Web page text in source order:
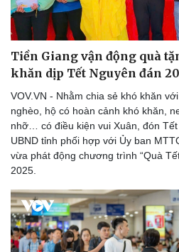
Tiền Giang vận động quà
khăn dịp Tết Nguyên đán
VOV.VN - Nhằm chia sẻ khó khăn
nghèo, hộ có hoàn cảnh khó khăn,
nhỡ… có điều kiện vui Xuân, đón
UBND tỉnh phối hợp với Ủy ban
vừa phát động chương trình “Quà
2025.